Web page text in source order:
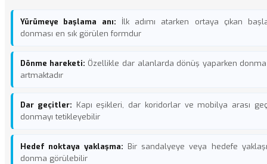
Yürümeye başlama anı: İlk adımı atarken ortaya çıkan
donması en sık görülen formdur
Dönme hareketi: Özellikle dar alanlarda dönüş yaparken
artmaktadır
Dar geçitler: Kapı eşikleri, dar koridorlar ve mobilya arası
donmayı tetikleyebilir
Hedef noktaya yaklaşma: Bir sandalyeye veya hedefe
donma görülebilir